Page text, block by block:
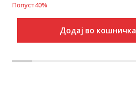
Попуст40%
Додај во кошничка